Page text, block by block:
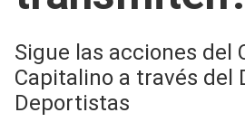
Sigue las acciones del
Capitalino a través del
Deportistas